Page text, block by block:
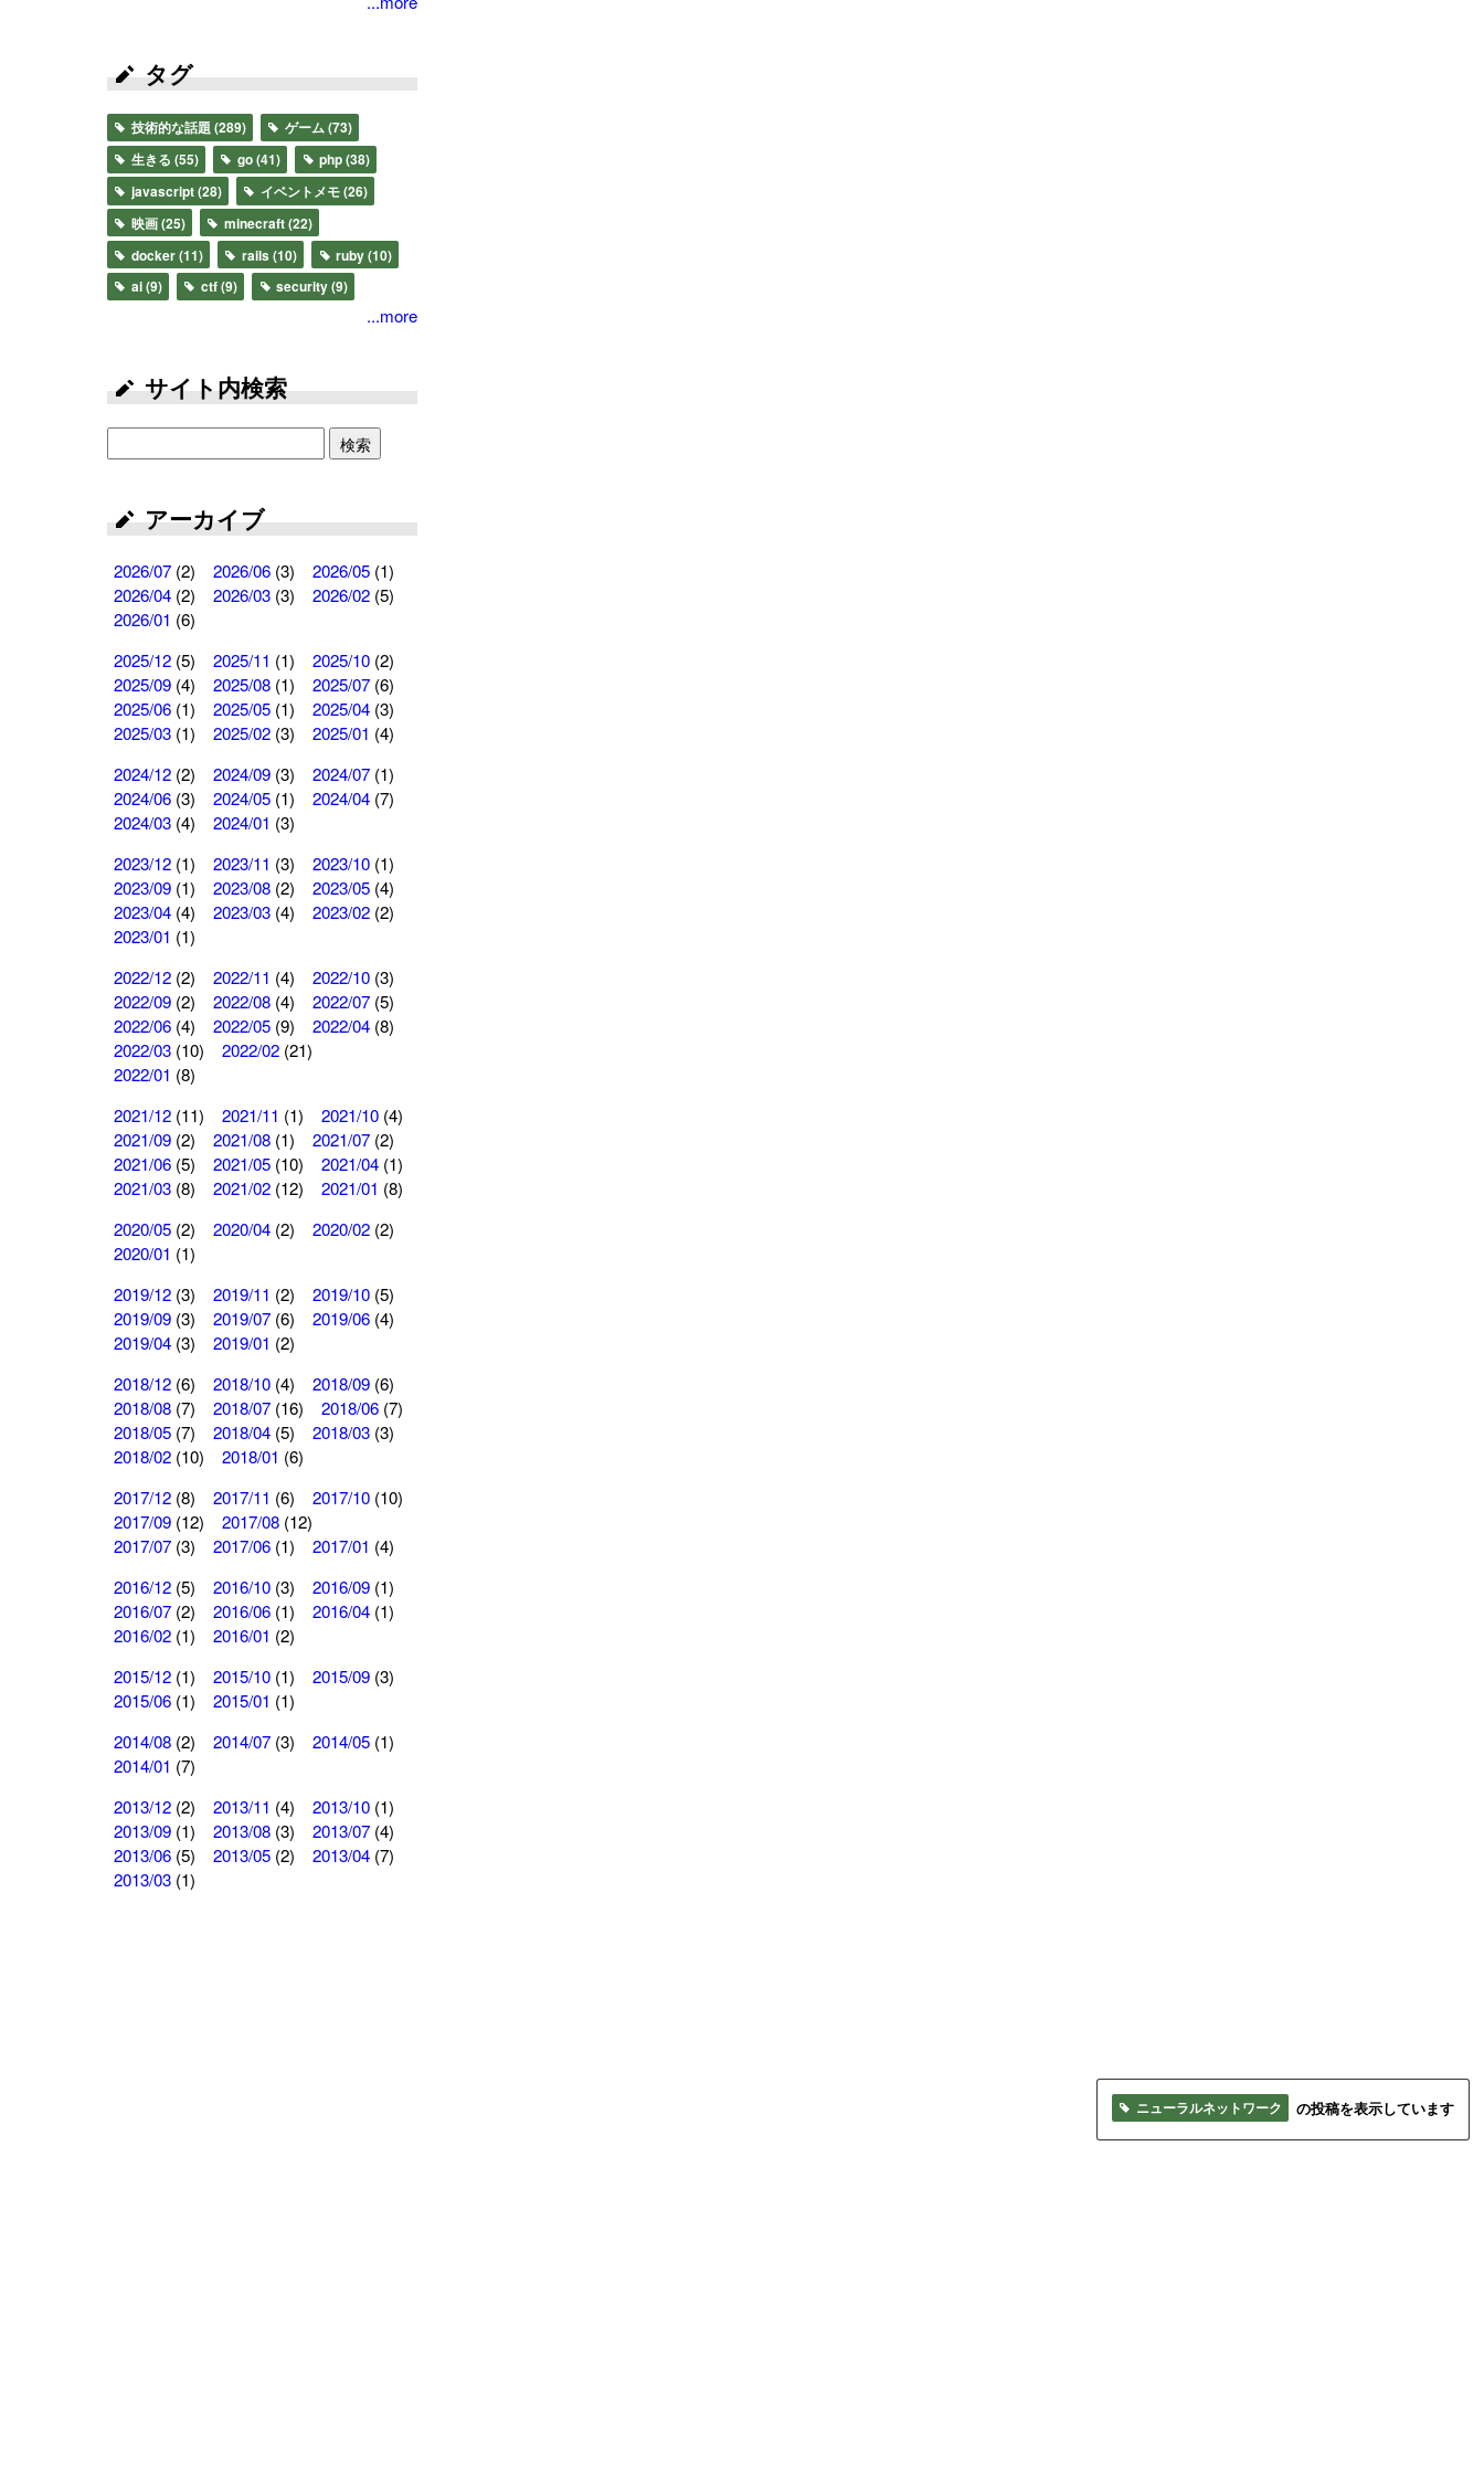
ニューラルネットワーク の投稿を表示しています
タグ
技術的な話題(289) ゲーム(73)
生きる (55) go(41) php(38)
javascript(28) イベントメモ(26)
映画(25) minecraft(22)
docker(11) rails (10) ruby(10)
ai(9) ctf(9) security(9)
...more
サイト内検索
検索
アーカイブ
2026/07 (2) 2026/06 (3) 2026/05 (1)
2026/04 (2) 2026/03 (3) 2026/02 (5)
2026/01 (6)
2025/12 (5) 2025/11 (1) 2025/10 (2)
2025/09 (4) 2025/08 (1) 2025/07 (6)
2025/06 (1) 2025/05 (1) 2025/04 (3)
2025/03 (1) 2025/02 (3) 2025/01 (4)
2024/12 (2) 2024/09 (3) 2024/07 (1)
2024/06 (3) 2024/05 (1) 2024/04 (7)
2024/03 (4) 2024/01 (3)
2023/12 (1) 2023/11 (3) 2023/10 (1)
2023/09 (1) 2023/08 (2) 2023/05 (4)
2023/04 (4) 2023/03 (4) 2023/02 (2)
2023/01 (1)
2022/12 (2) 2022/11 (4) 2022/10 (3)
2022/09 (2) 2022/08 (4) 2022/07 (5)
2022/06 (4) 2022/05 (9) 2022/04 (8)
2022/03 (10) 2022/02 (21)
2022/01 (8)
2021/12 (11) 2021/11 (1) 2021/10 (4)
2021/09 (2) 2021/08 (1) 2021/07 (2)
2021/06 (5) 2021/05 (10) 2021/04 (1)
2021/03 (8) 2021/02 (12) 2021/01 (8)
2020/05 (2) 2020/04 (2) 2020/02 (2)
2020/01 (1)
2019/12 (3) 2019/11 (2) 2019/10 (5)
2019/09 (3) 2019/07 (6) 2019/06 (4)
2019/04 (3) 2019/01 (2)
2018/12 (6) 2018/10 (4) 2018/09 (6)
2018/08 (7) 2018/07 (16) 2018/06 (7)
2018/05 (7) 2018/04 (5) 2018/03 (3)
2018/02 (10) 2018/01 (6)
2017/12 (8) 2017/11 (6) 2017/10 (10)
2017/09 (12) 2017/08 (12)
2017/07 (3) 2017/06 (1) 2017/01 (4)
2016/12 (5) 2016/10 (3) 2016/09 (1)
2016/07 (2) 2016/06 (1) 2016/04 (1)
2016/02 (1) 2016/01 (2)
2015/12 (1) 2015/10 (1) 2015/09 (3)
2015/06 (1) 2015/01 (1)
2014/08 (2) 2014/07 (3) 2014/05 (1)
2014/01 (7)
2013/12 (2) 2013/11 (4) 2013/10 (1)
2013/09 (1) 2013/08 (3) 2013/07 (4)
2013/06 (5) 2013/05 (2) 2013/04 (7)
2013/03 (1)